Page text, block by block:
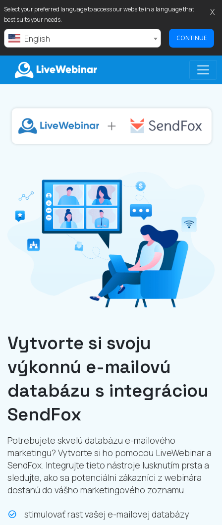
Select your preferred language to access our website in a language that
best suits your needs.
English CONTINUE
X
LIVEWEBINAR.COM
Vytvorte si svoju
výkonnú e-mailovú
databázu s integráciou
SendFox
Potrebujete skvelú databázu e-mailového
marketingu? Vytvorte si ho pomocou LiveWebinar a
SendFox. Integrujte tieto nástroje lusknutím prsta a
sledujte, ako sa potenciálni zákazníci z webinára
dostanú do vášho marketingového zoznamu.
stimulovať rast vašej e-mailovej databázy